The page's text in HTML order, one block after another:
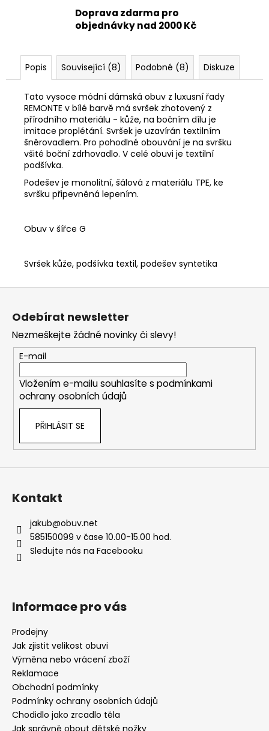
Doprava zdarma pro
objednávky nad 2000 Kč
Popis Související (8) Podobné (8) Diskuze
Tato vysoce módní dámská obuv z luxusní řady
REMONTE v bílé barvě má svršek zhotovený z
přírodního materiálu - kůže, na bočním dílu je
imitace proplétání. Svršek je uzavírán textilním
šněrovadlem. Pro pohodlné obouvání je na svršku
všité boční zdrhovadlo. V celé obuvi je textilní
podšívka.
Podešev je monolitní, šálová z materiálu TPE, ke
svršku připevněná lepením.
Obuv v šířce G
Svršek kůže, podšívka textil, podešev syntetika
Z
Odebírat newsletter
Nezmeškejte žádné novinky či slevy!
E-mail
Vložením e-mailu souhlasíte s podmínkami
ochrany osobních údajů
PŘIHLÁSIT SE
Kontakt
jakub@obuv.net
585150099 v čase 10.00-15.00 hod.
Sledujte nás na Facebooku
Informace pro vás
Prodejny
Jak zjistit velikost obuvi
Výměna nebo vrácení zboží
Reklamace
Obchodní podmínky
Podmínky ochrany osobních údajů
Chodidlo jako zrcadlo těla